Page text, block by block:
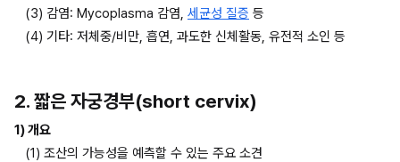
(3) 감염: Mycoplasma 감염, 세균성 질증 등
(4) 기타: 저체중/비만, 흡연, 과도한 신체활동, 유전적 소인 등
2. 짧은 자궁경부(short cervix)
1) 개요
(1) 조산의 가능성을 예측할 수 있는 주요 소견